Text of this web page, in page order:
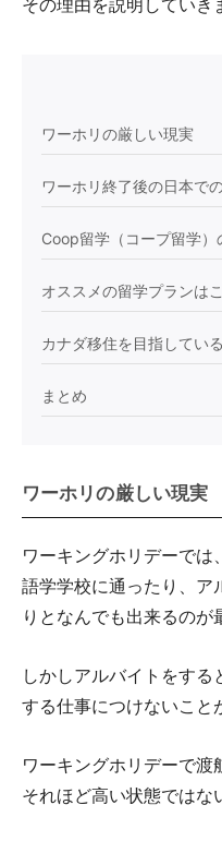
ワーホリの厳しい現実
ワーホリ終了後の日本で
Coop留学（コープ留学）
オススメの留学プランは
カナダ移住を目指してい
まとめ
ワーホリの厳しい現実
ワーキングホリデーでは
語学学校に通ったり、ア
りとなんでも出来るのが
しかしアルバイトをす
する仕事につけないこと
ワーキングホリデーで
それほど高い状態ではな